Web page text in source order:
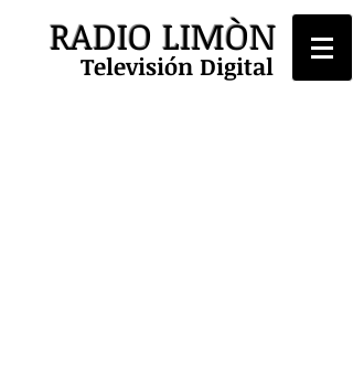
RADIO LIMÒN
Televisión Digital